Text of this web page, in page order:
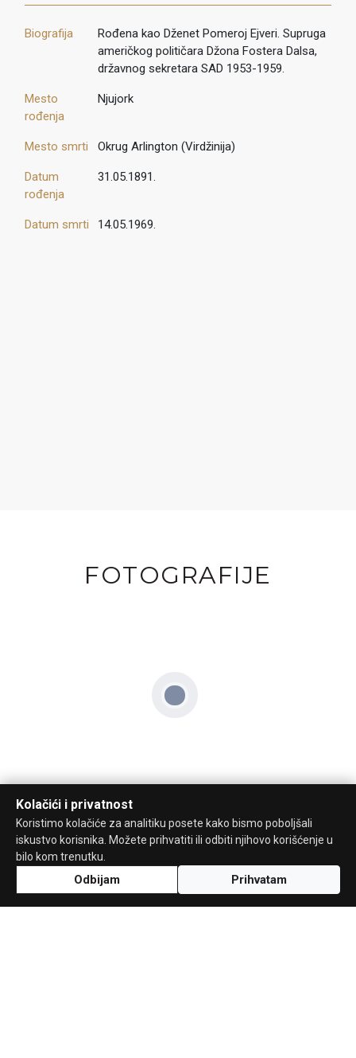
Biografija
Rođena kao Dženet Pomeroj Ejveri. Supruga
američkog političara Džona Fostera Dalsa,
državnog sekretara SAD 1953-1959.
Mesto
rođenja
Njujork
Mesto smrti Okrug Arlington (Virdžinija)
Datum
rođenja
31.05.1891.
Datum smrti 14.05.1969.
FOTOGRAFIJE
Kolačići i privatnost
Koristimo kolačiće za analitiku posete kako bismo poboljšali
iskustvo korisnika. Možete prihvatiti ili odbiti njihovo korišćenje u
bilo kom trenutku.
Odbijam Prihvatam